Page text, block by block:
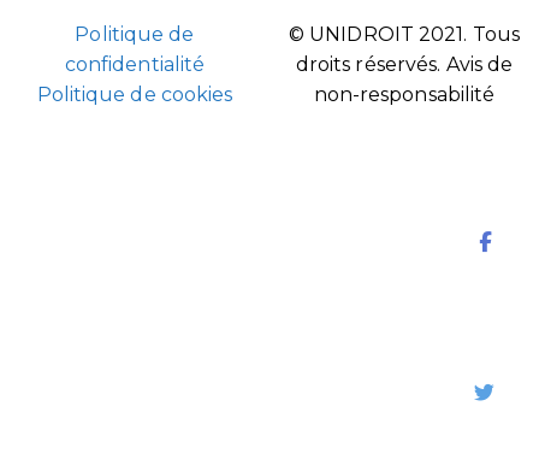
Politique de
confidentialité
Politique de cookies
© UNIDROIT 2021. Tous
droits réservés. Avis de
non-responsabilité